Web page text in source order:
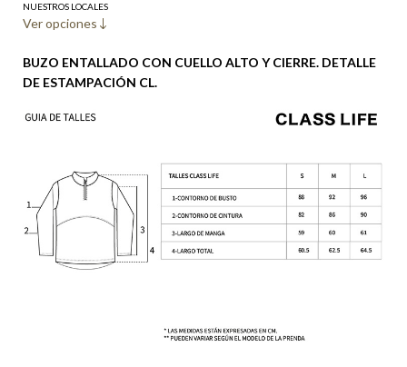
NUESTROS LOCALES
Ver opciones
BUZO ENTALLADO CON CUELLO ALTO Y CIERRE. DETALLE
DE ESTAMPACIÓN CL.